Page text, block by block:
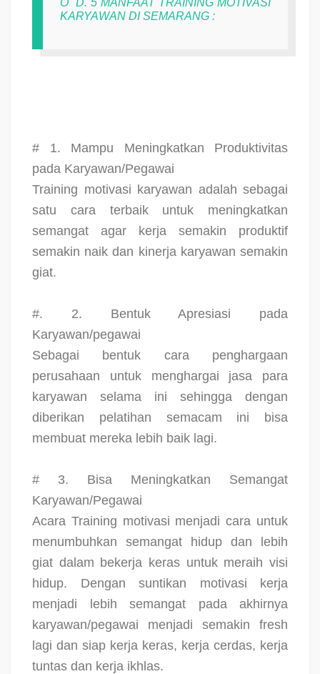
O D. 5 MANFAAT TRAINING MOTIVASI
KARYAWAN DI SEMARANG :
# 1. Mampu Meningkatkan Produktivitas
pada Karyawan/Pegawai
Training motivasi karyawan adalah sebagai
satu cara terbaik untuk meningkatkan
semangat agar kerja semakin produktif
semakin naik dan kinerja karyawan semakin
giat.
#. 2. Bentuk Apresiasi pada
Karyawan/pegawai
Sebagai bentuk cara penghargaan
perusahaan untuk menghargai jasa para
karyawan selama ini sehingga dengan
diberikan pelatihan semacam ini bisa
membuat mereka lebih baik lagi.
# 3. Bisa Meningkatkan Semangat
Karyawan/Pegawai
Acara Training motivasi menjadi cara untuk
menumbuhkan semangat hidup dan lebih
giat dalam bekerja keras untuk meraih visi
hidup. Dengan suntikan motivasi kerja
menjadi lebih semangat pada akhirnya
karyawan/pegawai menjadi semakin fresh
lagi dan siap kerja keras, kerja cerdas, kerja
tuntas dan kerja ikhlas.